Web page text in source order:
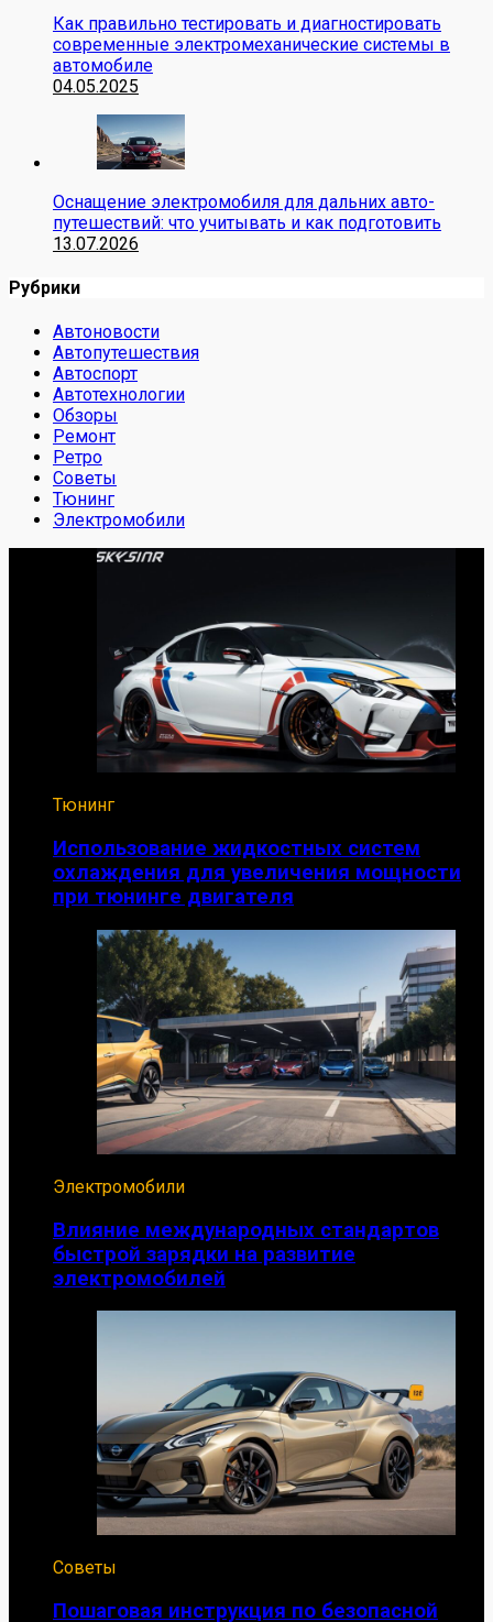
Как правильно тестировать и диагностировать
современные электромеханические системы в
автомобиле
04.05.2025
Оснащение электромобиля для дальних авто-
путешествий: что учитывать и как подготовить
13.07.2026
Рубрики
Автоновости
Автопутешествия
Автоспорт
Автотехнологии
Обзоры
Ремонт
Ретро
Советы
Тюнинг
Электромобили
Тюнинг
Использование жидкостных систем
охлаждения для увеличения мощности
при тюнинге двигателя
Электромобили
Влияние международных стандартов
быстрой зарядки на развитие
электромобилей
Советы
Пошаговая инструкция по безопасной